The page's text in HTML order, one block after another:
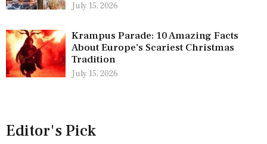
July 15, 2026
Krampus Parade: 10 Amazing Facts
About Europe’s Scariest Christmas
Tradition
July 15, 2026
Editor's Pick